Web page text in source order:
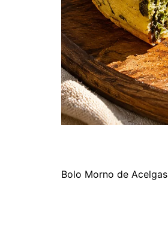
Bolo Morno de Acelgas